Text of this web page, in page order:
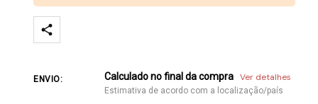
ENVIO: Calculado no final da compra Ver detalhes
Estimativa de acordo com a localização/país